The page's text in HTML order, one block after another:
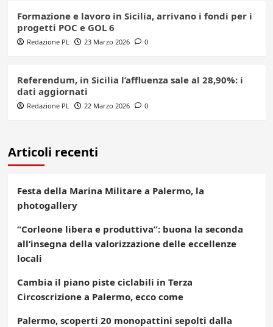
Formazione e lavoro in Sicilia, arrivano i fondi per i
progetti POC e GOL 6
Redazione PL 23 Marzo 2026 0
Referendum, in Sicilia l’affluenza sale al 28,90%: i
dati aggiornati
Redazione PL 22 Marzo 2026 0
Articoli recenti
Festa della Marina Militare a Palermo, la
photogallery
“Corleone libera e produttiva”: buona la seconda
all’insegna della valorizzazione delle eccellenze
locali
Cambia il piano piste ciclabili in Terza
Circoscrizione a Palermo, ecco come
Palermo, scoperti 20 monopattini sepolti dalla